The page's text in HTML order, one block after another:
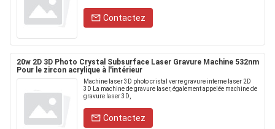
Contactez
20w 2D 3D Photo Crystal Subsurface Laser Gravure Machine 532nm
Pour le zircon acrylique à l'intérieur
Machine laser 3D photo cristal verre gravure interne laser 2D
3D La machine de gravure laser, également appelée machine de
gravure laser 3D,
Contactez